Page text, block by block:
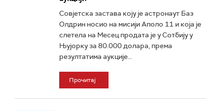
Совјетска застава коју је астронаут Баз
Олдрин носио на мисији Аполо 11 и која је
слетела на Месец продата је у Сотбију у
Њујорку за 80.000 долара, према
резултатима аукције...
Прочитај